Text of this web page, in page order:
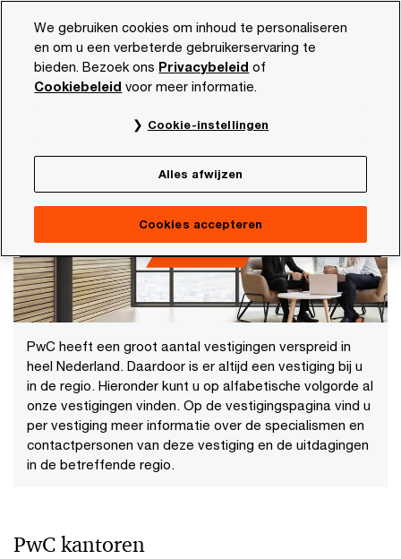
content
footer
PwC NL Onze organisatie Kantoren in Nederland
Kantoren van PwC in uw regio
Kantoren in Nederland
PwC heeft een groot aantal vestigingen verspreid in
heel Nederland. Daardoor is er altijd een vestiging bij u
in de regio. Hieronder kunt u op alfabetische volgorde al
onze vestigingen vinden. Op de vestigingspagina vind u
per vestiging meer informatie over de specialismen en
contactpersonen van deze vestiging en de uitdagingen
in de betreffende regio.
PwC kantoren
We gebruiken cookies om inhoud te personaliseren
en om u een verbeterde gebruikerservaring te
bieden. Bezoek ons Privacybeleid of
Cookiebeleid voor meer informatie.
Cookie-instellingen
Alles afwijzen
Cookies accepteren